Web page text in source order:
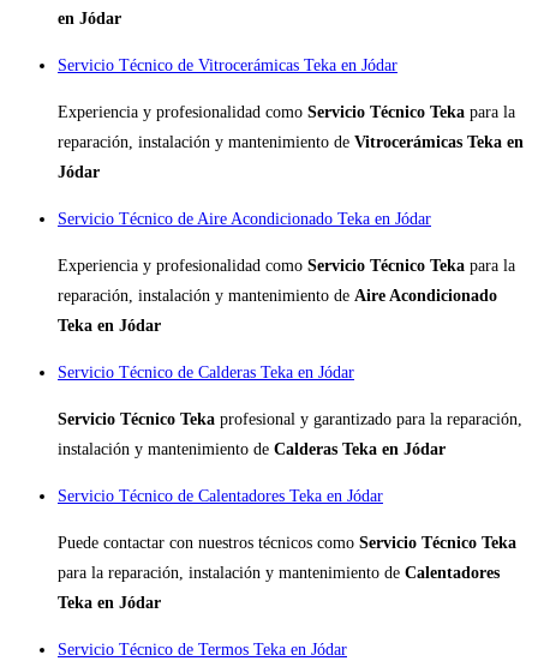
en Jódar
Servicio Técnico de Vitrocerámicas Teka en Jódar
Experiencia y profesionalidad como Servicio Técnico Teka para la
reparación, instalación y mantenimiento de Vitrocerámicas Teka en
Jódar
Servicio Técnico de Aire Acondicionado Teka en Jódar
Experiencia y profesionalidad como Servicio Técnico Teka para la
reparación, instalación y mantenimiento de Aire Acondicionado
Teka en Jódar
Servicio Técnico de Calderas Teka en Jódar
Servicio Técnico Teka profesional y garantizado para la reparación,
instalación y mantenimiento de Calderas Teka en Jódar
Servicio Técnico de Calentadores Teka en Jódar
Puede contactar con nuestros técnicos como Servicio Técnico Teka
para la reparación, instalación y mantenimiento de Calentadores
Teka en Jódar
Servicio Técnico de Termos Teka en Jódar